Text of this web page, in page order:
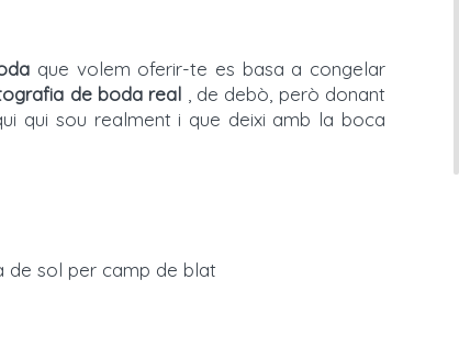
que volem oferir-te es basa a congelar
de boda real , de debò, però donant
qui sou realment i que deixi amb la boca